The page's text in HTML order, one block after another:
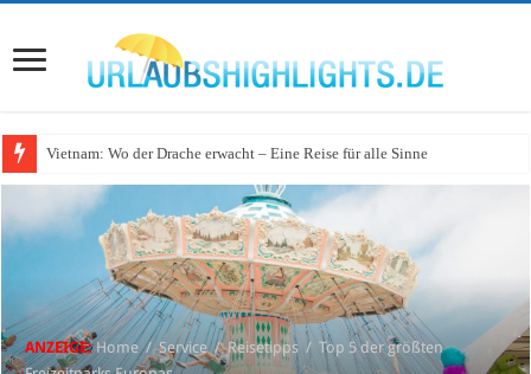
Vietnam: Wo der Drache erwacht – Eine Reise für alle Sinne
ANZEIGE: Home / Service / Reisetipps / Top 5 der größten